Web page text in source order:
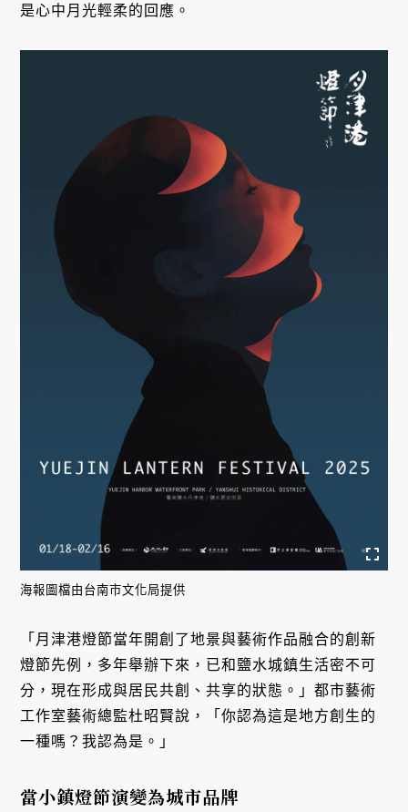
是心中月光輕柔的回應。
海報圖檔由台南市文化局提供
「月津港燈節當年開創了地景與藝術作品融合的創新
燈節先例，多年舉辦下來，已和鹽水城鎮生活密不可
分，現在形成與居民共創、共享的狀態。」都市藝術
工作室藝術總監杜昭賢說，「你認為這是地方創生的
一種嗎？我認為是。」
當小鎮燈節演變為城市品牌